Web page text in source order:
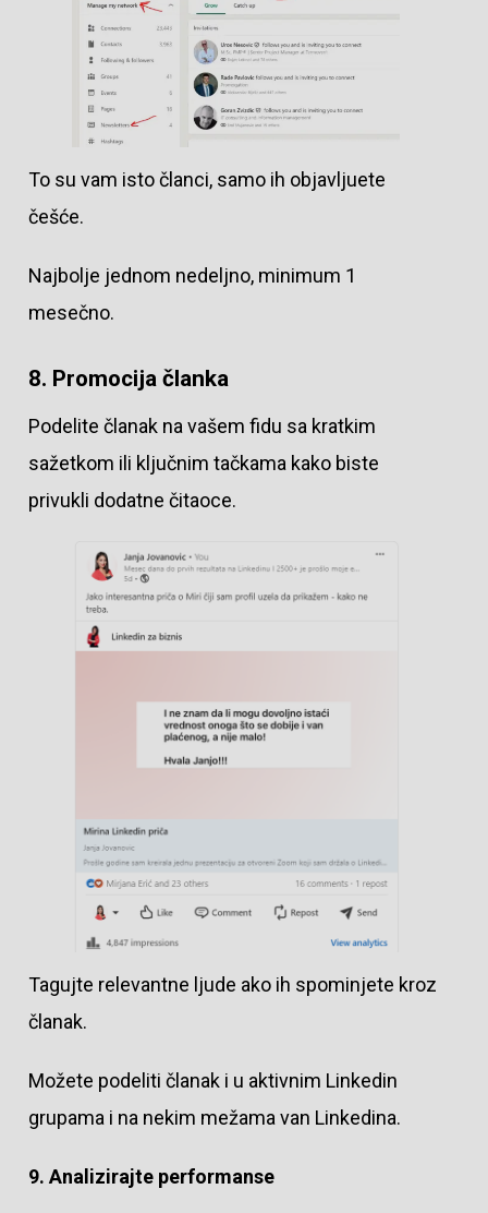
To su vam isto članci, samo ih objavljuete
češće.
Najbolje jednom nedeljno, minimum 1
mesečno.
8. Promocija članka
Podelite članak na vašem fidu sa kratkim
sažetkom ili ključnim tačkama kako biste
privukli dodatne čitaoce.
Tagujte relevantne ljude ako ih spominjete kroz
članak.
Možete podeliti članak i u aktivnim Linkedin
grupama i na nekim mežama van Linkedina.
9. Analizirajte performanse